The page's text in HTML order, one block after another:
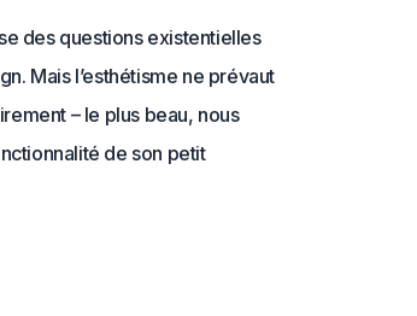
des questions existentielles
Mais l’esthétisme ne prévaut
– le plus beau, nous
de son petit